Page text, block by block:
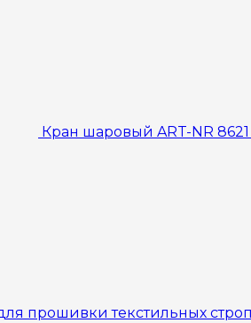
Кран шаровый ART-NR
прошивки текстильных строп